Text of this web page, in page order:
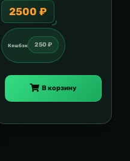
2500 ₽
Кешбэк 250 ₽
В корзину